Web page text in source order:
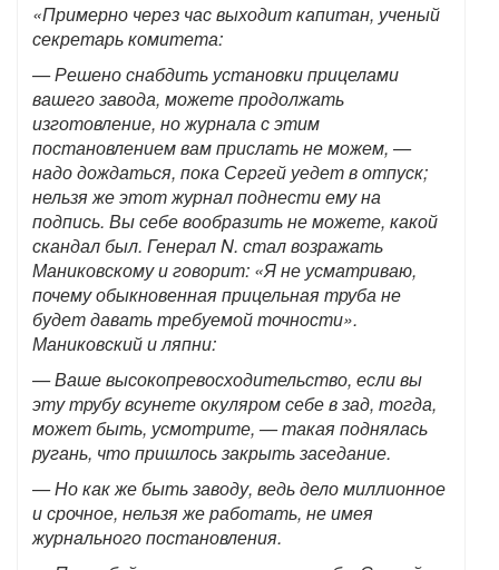
«Примерно через час выходит капитан, ученый
секретарь комитета:
— Решено снабдить установки прицелами
вашего завода, можете продолжать
изготовление, но журнала с этим
постановлением вам прислать не можем, —
надо дождаться, пока Сергей уедет в отпуск;
нельзя же этот журнал поднести ему на
подпись. Вы себе вообразить не можете, какой
скандал был. Генерал N. стал возражать
Маниковскому и говорит: «Я не усматриваю,
почему обыкновенная прицельная труба не
будет давать требуемой точности».
Маниковский и ляпни:
— Ваше высокопревосходительство, если вы
эту трубу всунете окуляром себе в зад, тогда,
может быть, усмотрите, — такая поднялась
ругань, что пришлось закрыть заседание.
— Но как же быть заводу, ведь дело миллионное
и срочное, нельзя же работать, не имея
журнального постановления.